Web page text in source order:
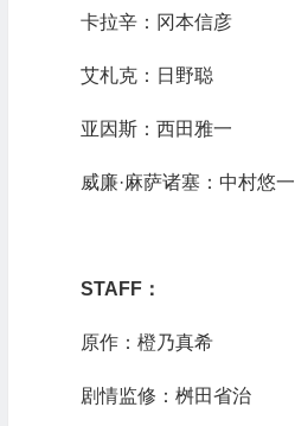
卡拉辛：冈本信彦
艾札克：日野聪
亚因斯：西田雅一
威廉·麻萨诸塞：中村悠一
STAFF：
原作：橙乃真希
剧情监修：桝田省治